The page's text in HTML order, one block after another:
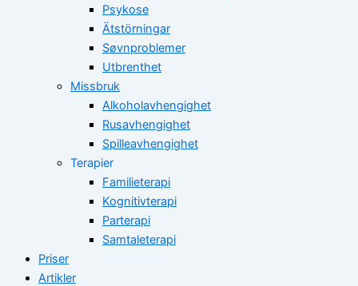
Psykose
Ätstörningar
Søvnproblemer
Utbrenthet
Missbruk
Alkoholavhengighet
Rusavhengighet
Spilleavhengighet
Terapier
Familieterapi
Kognitivterapi
Parterapi
Samtaleterapi
Priser
Artikler